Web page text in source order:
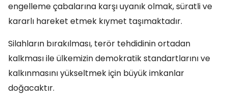
engelleme çabalarına karşı uyanık olmak, süratli ve
kararlı hareket etmek kıymet taşımaktadır.
Silahların bırakılması, terör tehdidinin ortadan
kalkması ile ülkemizin demokratik standartlarını ve
kalkınmasını yükseltmek için büyük imkanlar
doğacaktır.